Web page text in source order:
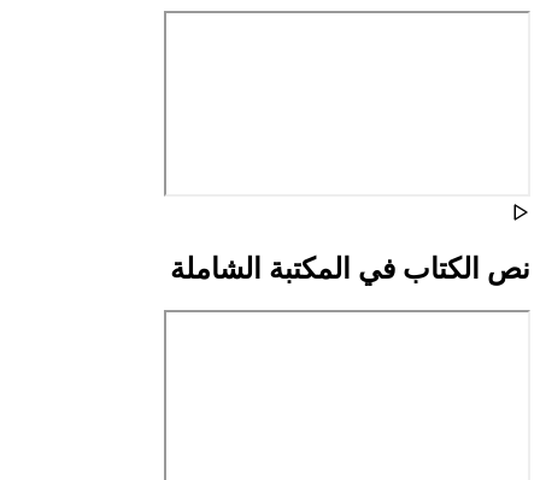
نص الكتاب في المكتبة الشاملة